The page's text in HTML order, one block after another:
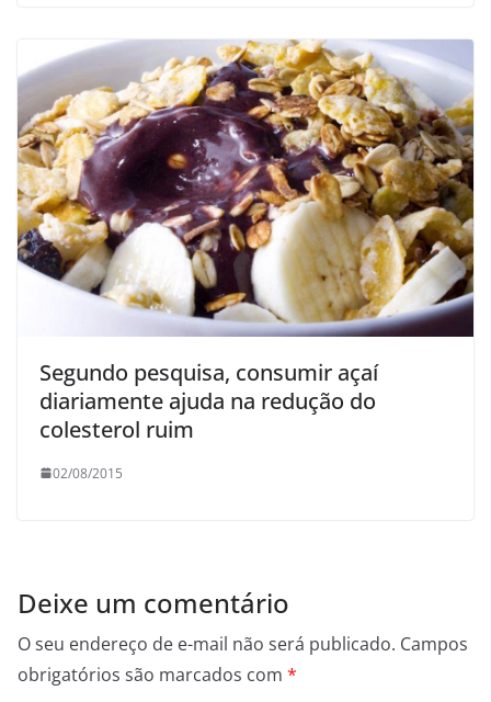
Segundo pesquisa, consumir açaí
diariamente ajuda na redução do
colesterol ruim
02/08/2015
Deixe um comentário
O seu endereço de e-mail não será publicado. Campos
obrigatórios são marcados com *